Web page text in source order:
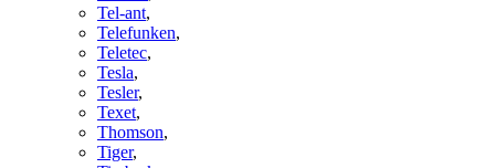
Tel-ant,
Telefunken,
Teletec,
Tesla,
Tesler,
Texet,
Thomson,
Tiger,